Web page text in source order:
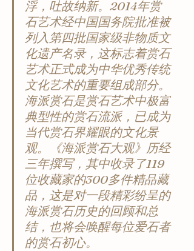
浮，吐故纳新。2014年赏
石艺术经中国国务院批准被
列入第四批国家级非物质文
化遗产名录，这标志着赏石
艺术正式成为中华优秀传统
文化艺术的重要组成部分。
海派赏石是赏石艺术中极富
典型性的赏石流派，已成为
当代赏石界耀眼的文化景
观。《海派赏石大观》历经
三年撰写，其中收录了119
位收藏家的300多件精品藏
品，这是对一段精彩纷呈的
海派赏石历史的回顾和总
结，也将会唤醒每位爱石者
的赏石初心。